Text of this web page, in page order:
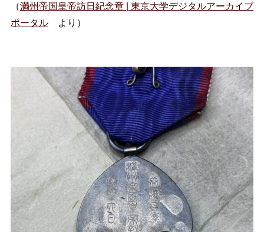
（満州帝国皇帝訪日紀念章 | 東京大学デジタルアーカイブ
ポータルより）